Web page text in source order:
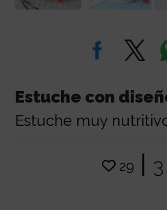
Estuche con
Estuche muy
29 |